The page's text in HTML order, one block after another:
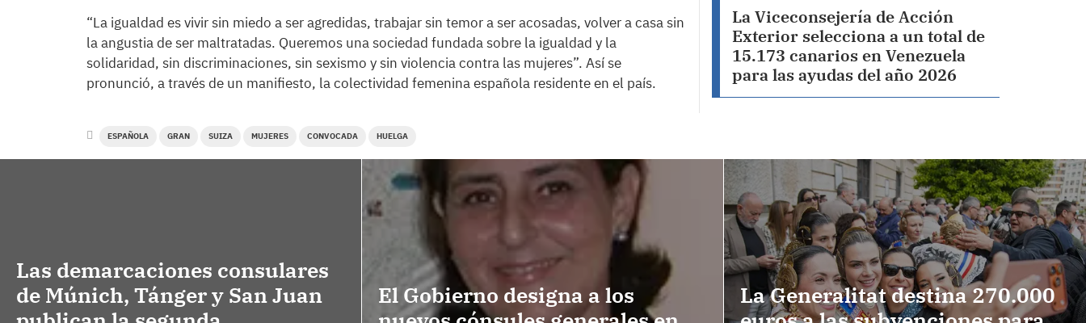
“La igualdad es vivir sin miedo a ser agredidas, trabajar sin temor a ser acosadas, volver a casa sin
la angustia de ser maltratadas. Queremos una sociedad fundada sobre la igualdad y la
solidaridad, sin discriminaciones, sin sexismo y sin violencia contra las mujeres”. Así se
pronunció, a través de un manifiesto, la colectividad femenina española residente en el país.
ESPAÑOLA GRAN SUIZA MUJERES CONVOCADA HUELGA
La Viceconsejería de Acción
Exterior selecciona a un total de
15.173 canarios en Venezuela
para las ayudas del año 2026
Las demarcaciones consulares
de Múnich, Tánger y San Juan
El Gobierno designa a los
La Generalitat destina 270.000